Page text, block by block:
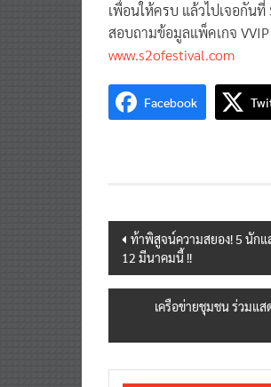
เพื่อนให้ครบ แล้วไปเจอกัน
สอบถามข้อมูลแพ็คเกจ VVIP
www.s2ofestival.com
Facebook
Post
navigation
ท้าพิสูจน์ความสยอง! 5 นัก
12 มีนาคมนี้ !!
เครือข่ายชุมชน ร่วมแ